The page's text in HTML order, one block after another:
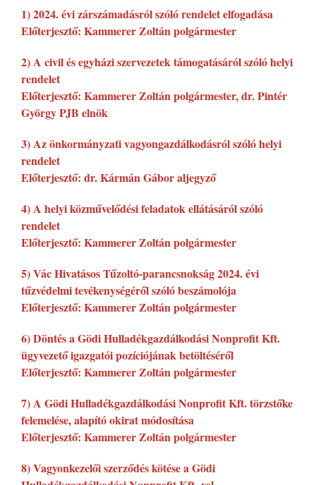
1) 2024. évi zárszámadásról szóló rendelet elfogadása
Előterjesztő: Kammerer Zoltán polgármester
2) A civil és egyházi szervezetek támogatásáról szóló helyi
rendelet
Előterjesztő: Kammerer Zoltán polgármester, dr. Pintér
György PJB elnök
3) Az önkormányzati vagyongazdálkodásról szóló helyi
rendelet
Előterjesztő: dr. Kármán Gábor aljegyző
4) A helyi közművelődési feladatok ellátásáról szóló
rendelet
Előterjesztő: Kammerer Zoltán polgármester
5) Vác Hivatásos Tűzoltó-parancsnokság 2024. évi
tűzvédelmi tevékenységéről szóló beszámolója
Előterjesztő: Kammerer Zoltán polgármester
6) Döntés a Gödi Hulladékgazdálkodási Nonprofit Kft.
ügyvezető igazgatói pozíciójának betöltéséről
Előterjesztő: Kammerer Zoltán polgármester
7) A Gödi Hulladékgazdálkodási Nonprofit Kft. törzstőke
felemelése, alapító okirat módosítása
Előterjesztő: Kammerer Zoltán polgármester
8) Vagyonkezelői szerződés kötése a Gödi